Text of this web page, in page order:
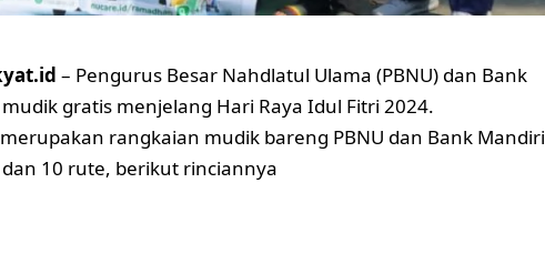
– Pengurus Besar Nahdlatul Ulama (PBNU) dan Bank
gratis menjelang Hari Raya Idul Fitri 2024.
rangkaian mudik bareng PBNU dan Bank Mandiri
10 rute, berikut rinciannya